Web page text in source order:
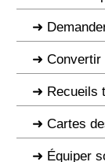
Convertir
Recueils
Cartes
Équiper